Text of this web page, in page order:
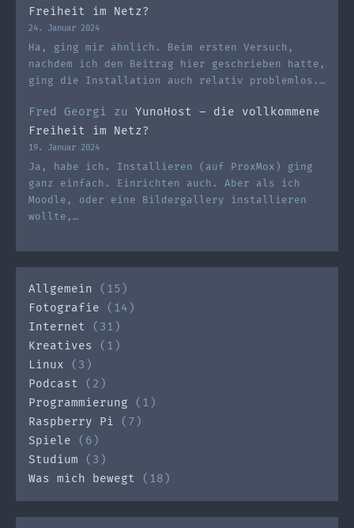
Freiheit im Netz?
24. Januar 2024
Ha, ging mir ähnlich. Beim ersten Versuch,
nachdem ich den Beitrag hier geschrieben hatte,
ging die Installation auch relativ problemlos.…
Fred Georgi zu YunoHost – die vollkommene
Freiheit im Netz?
19. Januar 2024
Ja, habe ich. Installieren (auf ProxMox) ging
ganz einfach. Einrichten auch. Aber als ich
Moodle, oder eine Bildergallery installieren
wollte,…
Allgemein (15)
Fotografie (14)
Internet (31)
Kreatives
(1)
Linux (3)
Podcast (2)
Programmierung (1)
Raspberry Pi (7)
Spiele (6)
Studium (3)
Was mich bewegt (18)